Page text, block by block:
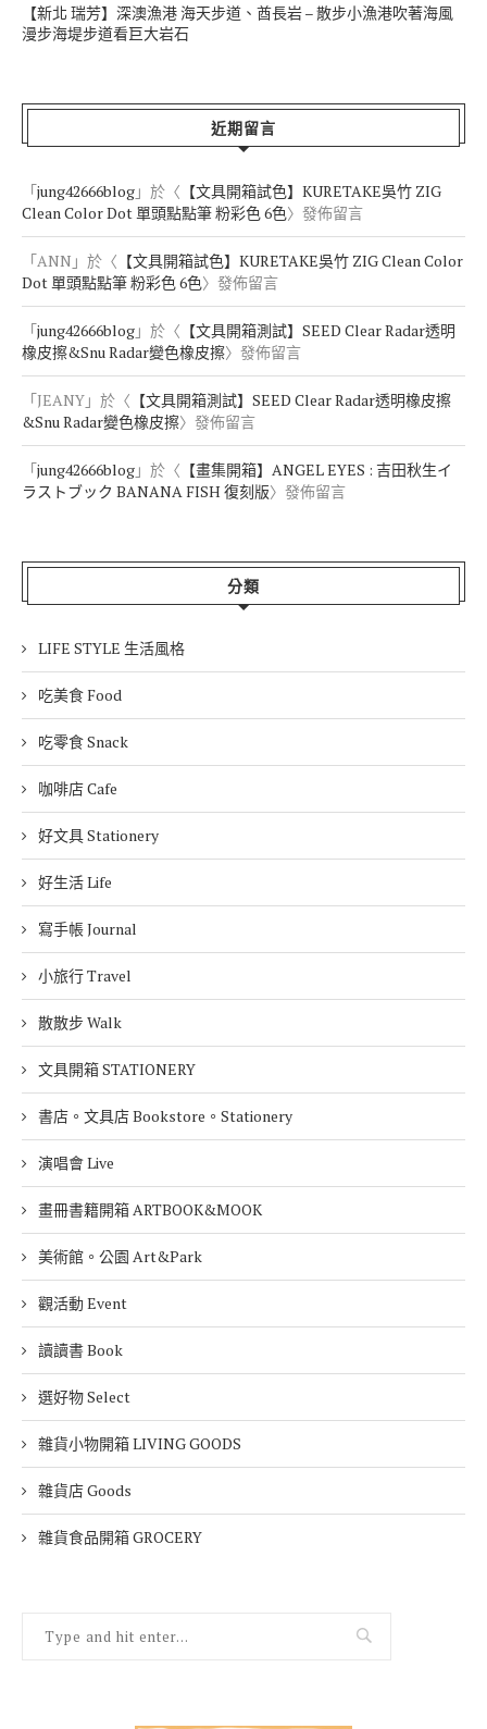
【新北 瑞芳】深澳漁港 海天步道、酋長岩 – 散步小漁港吹著海風
漫步海堤步道看巨大岩石
近期留言
「jung42666blog 」於〈 【文具開箱試色】KURETAKE吳竹 ZIG
Clean Color Dot 單頭點點筆 粉彩色 6色〉發佈留言
「ANN 」於〈 【文具開箱試色】KURETAKE吳竹 ZIG Clean Color
Dot 單頭點點筆 粉彩色 6色〉發佈留言
「jung42666blog 」於〈 【文具開箱測試】SEED Clear Radar透明
橡皮擦&Snu Radar變色橡皮擦〉發佈留言
「JEANY 」於〈 【文具開箱測試】SEED Clear Radar透明橡皮擦
&Snu Radar變色橡皮擦〉發佈留言
「jung42666blog 」於〈 【畫集開箱】ANGEL EYES : 吉田秋生イ
ラストブック BANANA FISH 復刻版〉發佈留言
分類
LIFE STYLE 生活風格
吃美食 Food
吃零食 Snack
咖啡店 Cafe
好文具 Stationery
好生活 Life
寫手帳 Journal
小旅行 Travel
散散步 Walk
文具開箱 STATIONERY
書店。文具店 Bookstore。Stationery
演唱會 Live
畫冊書籍開箱 ARTBOOK&MOOK
美術館。公園 Art&Park
觀活動 Event
讀讀書 Book
選好物 Select
雜貨小物開箱 LIVING GOODS
雜貨店 Goods
雜貨食品開箱 GROCERY